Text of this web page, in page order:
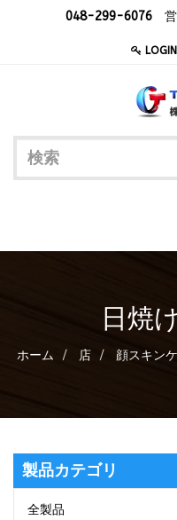
048-299-6076 営
LOGIN
日焼
ホーム 店 顔スキン
製品カテゴリ
全製品